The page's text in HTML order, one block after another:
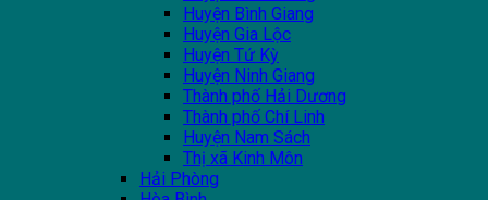
Huyện Bình Giang
Huyện Gia Lộc
Huyện Tứ Kỳ
Huyện Ninh Giang
Thành phố Hải Dương
Thành phố Chí Linh
Huyện Nam Sách
Thị xã Kinh Môn
Hải Phòng